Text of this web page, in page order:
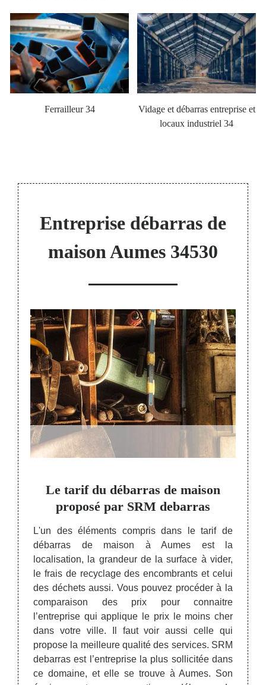
Ferrailleur 34
Vidage et débarras entreprise et
locaux industriel 34
Entreprise débarras de
maison Aumes 34530
la
le
cette
à
être
de la
prix.
Le tarif du débarras de maison
proposé par SRM debarras
L'un des éléments compris dans le tarif de
débarras de maison à Aumes est la
localisation, la grandeur de la surface à vider,
le frais de recyclage des encombrants et celui
des déchets aussi. Vous pouvez procéder à la
comparaison des prix pour connaitre
l’entreprise qui applique le prix le moins cher
dans votre ville. Il faut voir aussi celle qui
propose la meilleure qualité des services. SRM
debarras est l’entreprise la plus sollicitée dans
ce domaine, et elle se trouve à Aumes. Son
Le
une
prix